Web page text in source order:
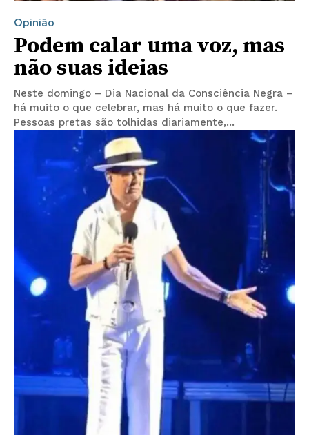
Opinião
Podem calar uma voz, mas
não suas ideias
Neste domingo – Dia Nacional da Consciência Negra –
há muito o que celebrar, mas há muito o que fazer.
Pessoas pretas são tolhidas diariamente,...